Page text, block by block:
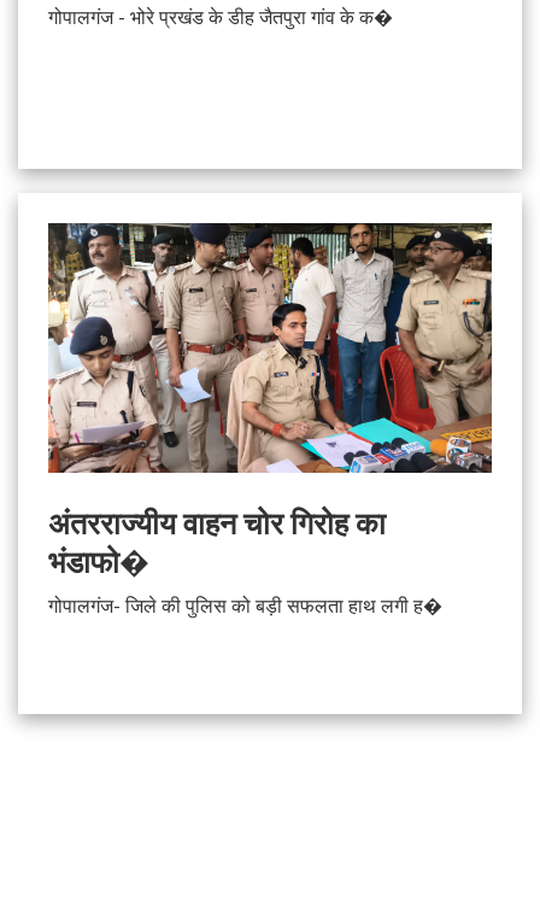
गोपालगंज - भोरे प्रखंड के डीह जैतपुरा गांव के क�
अंतरराज्यीय वाहन चोर गिरोह का
भंडाफो�
गोपालगंज- जिले की पुलिस को बड़ी सफलता हाथ लगी ह�